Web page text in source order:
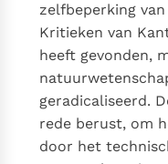
zelfbeperking
Kritieken van
heeft gevonden,
geradicaliseerd.
rede berust, om
door het